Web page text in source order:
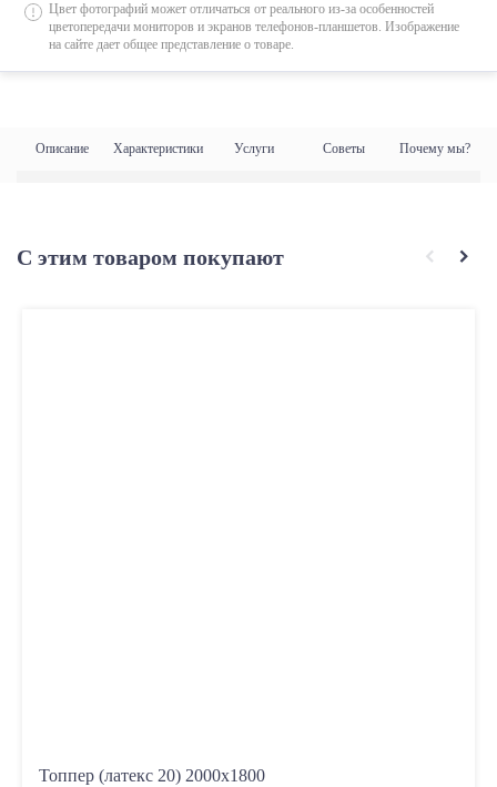
Описание Характеристики Услуги Советы Почему мы?
Цвет фотографий может отличаться от реального из-за особенностей
цветопередачи мониторов и экранов телефонов-планшетов. Изображение
на сайте дает общее представление о товаре.
С этим товаром покупают
Топпер (латекс 20) 2000х1800